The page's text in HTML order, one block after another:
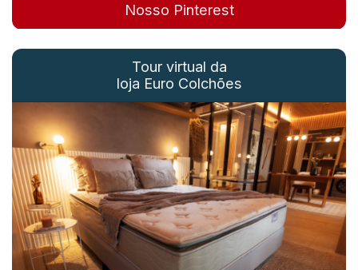
Nosso Pinterest
Tour virtual da
loja Euro Colchões